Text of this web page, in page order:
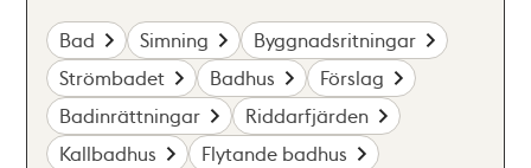
Bad Simning
Byggnadsritningar
Strömbadet
Badhus
Förslag
Badinrättningar
Riddarfjärden
Kallbadhus
Flytande badhus